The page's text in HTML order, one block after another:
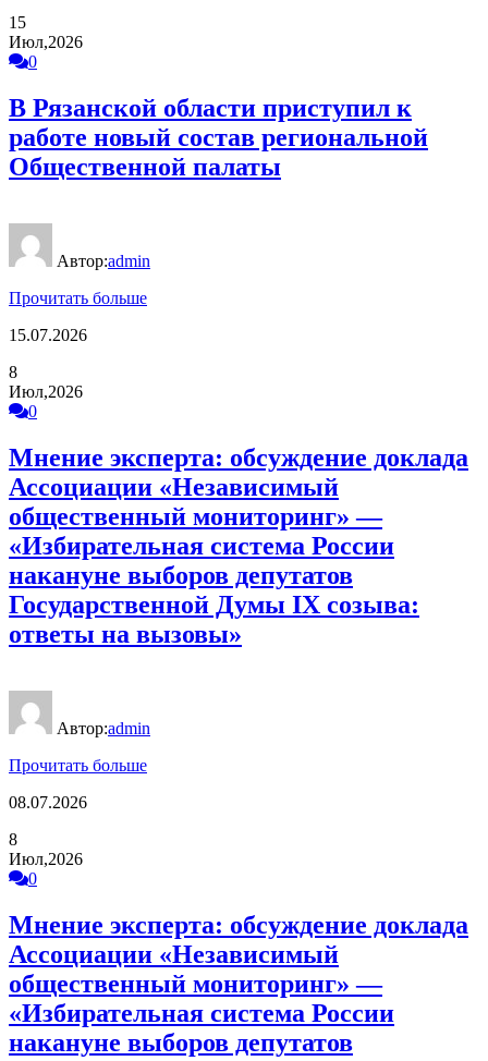
15
Июл,2026
0
В Рязанской области приступил к
работе новый состав региональной
Общественной палаты
Автор:admin
Прочитать больше
15.07.2026
8
Июл,2026
0
Мнение эксперта: обсуждение доклада
Ассоциации «Независимый
общественный мониторинг» —
«Избирательная система России
накануне выборов депутатов
Государственной Думы IX созыва:
ответы на вызовы»
Автор:admin
Прочитать больше
08.07.2026
8
Июл,2026
0
Мнение эксперта: обсуждение доклада
Ассоциации «Независимый
общественный мониторинг» —
«Избирательная система России
накануне выборов депутатов